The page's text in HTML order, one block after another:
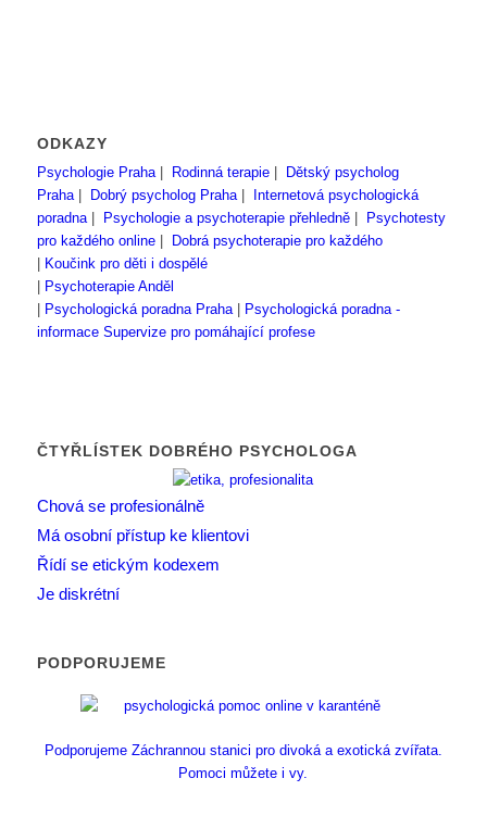
ODKAZY
Psychologie Praha| Rodinná terapie|
Dětský psycholog
Praha| Dobrý psycholog Praha|
Internetová psychologická
poradna| Psychologie a psychoterapie přehledně|
Psychotesty
pro každého online|
Dobrá psychoterapie pro každého
Koučink pro děti i dospělé
Psychoterapie Anděl
Psychologická poradna Praha|
Psychologická poradna -
informace Supervize pro pomáhající profese
ČTYŘLÍSTEK DOBRÉHO PSYCHOLOGA
Chová se profesionálně
Má osobní přístup ke klientovi
Řídí se etickým kodexem
Je diskrétní
PODPORUJEME
Podporujeme Záchrannou stanici pro divoká a exotická zvířata.
Pomoci můžete i vy.